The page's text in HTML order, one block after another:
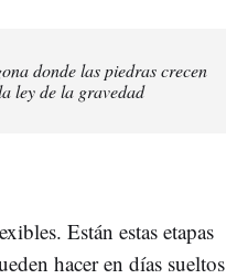
donde las piedras crecen
ley de la gravedad
Están estas etapas
hacer en días sueltos